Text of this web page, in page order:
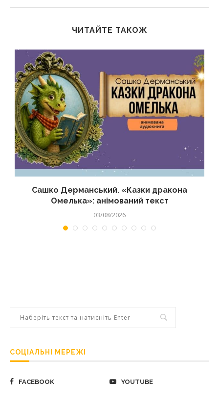
ЧИТАЙТЕ ТАКОЖ
Сашко Дерманський. «Казки дракона
Омелька»: анімований текст
03/08/2026
СОЦІАЛЬНІ МЕРЕЖІ
FACEBOOK YOUTUBE